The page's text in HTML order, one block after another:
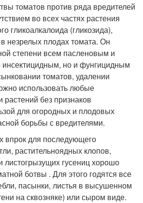
томатов против ряда вредителей
во всех частях растения
гликоалкалоида (гликозида),
незрелых плодах томата. Он
степени всем пасленовым и
инсектицидным, но и фунгицидным
томатов, удалении
использовать любые
растений без признаков
для огородных и плодовых
борьбы с вредителями.
впрок для последующего
растительноядных клопов,
листогрызущих гусениц хорошо
ботвы . Для этого годятся все
пасынки, листья в высушенном
на сквозняке) или сыром виде.